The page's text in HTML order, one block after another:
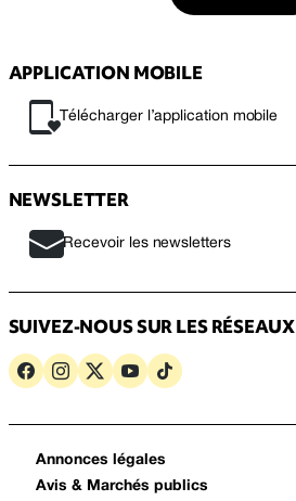
APPLICATION MOBILE
Télécharger l’application mobile
NEWSLETTER
Recevoir les newsletters
SUIVEZ-NOUS SUR LES RÉSEAUX
Annonces légales
Avis & Marchés publics